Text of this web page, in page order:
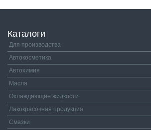
Каталоги
Для производства
Автокосметика
Автохимия
Масла
Охлаждающие жидкости
Лакокрасочная продукция
Смазки